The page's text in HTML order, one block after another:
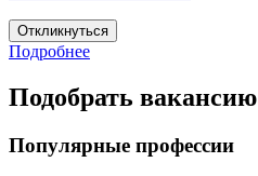
Откликнуться
Подробнее
Подобрать вакансию
Популярные профессии